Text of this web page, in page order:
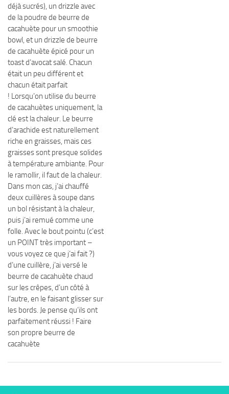
déjà sucrés), un drizzle avec
de la poudre de beurre de
cacahuète pour un smoothie
bowl, et un drizzle de beurre
de cacahuète épicé pour un
toast d’avocat salé. Chacun
était un peu différent et
chacun était parfait
! Lorsqu’on utilise du beurre
de cacahuètes uniquement, la
clé est la chaleur. Le beurre
d’arachide est naturellement
riche en graisses, mais ces
graisses sont presque solides
à température ambiante. Pour
le ramollir, il faut de la chaleur.
Dans mon cas, j’ai chauffé
deux cuillères à soupe dans
un bol résistant à la chaleur,
puis j’ai remué comme une
folle. Avec le bout pointu (c’est
un POINT très important –
vous voyez ce que j’ai fait ?)
d’une cuillère, j’ai versé le
beurre de cacahuète chaud
sur les crêpes, d’un côté à
l’autre, en le faisant glisser sur
les bords. Je pense qu’ils ont
parfaitement réussi ! Faire
son propre beurre de
cacahuète